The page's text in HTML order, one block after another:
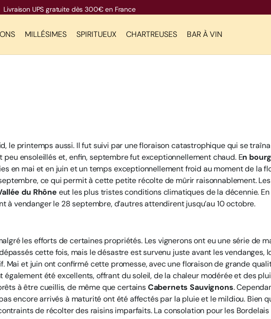
Livraison UPS gratuite dès 300€ en France
MILLÉSIMES SPIRITUEUX CHARTREUSES BAR À VIN
le printemps aussi. Il fut suivi par une floraison catastrophique qui se
ensoleillés et, enfin, septembre fut exceptionnellement chaud. En
en mai et en juin et un temps exceptionnellement froid au moment de la
ce qui permit à cette petite récolte de mûrir raisonnablement.
du Rhône eut les plus tristes conditions climatiques de la décennie. En
vendanger le 28 septembre, d’autres attendirent jusqu’au 10 octobre.
les efforts de certaines propriétés. Les vignerons ont eu une série de
cette fois, mais le désastre est survenu juste avant les vendanges,
et juin ont confirmé cette promesse, avec une floraison de grande
été excellents, offrant du soleil, de la chaleur modérée et des
à être cueillis, de même que certainsCabernets Sauvignons.
encore arrivés à maturité ont été affectés par la pluie et le mildiou. Bien
de récolter des raisins imparfaits. La consolation pour les Bordelais